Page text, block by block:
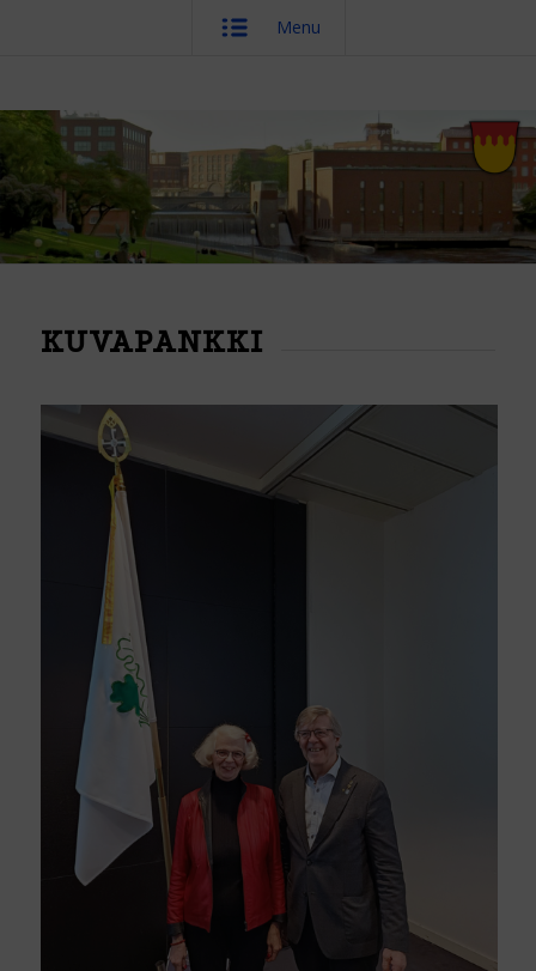
Menu
KUVAPANKKI